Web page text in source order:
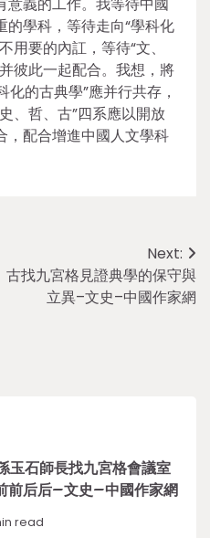
學科，等待走向“學科化
用要的內訌，等待“文、
彼此一起配合。我想，將
化的古典學”應并行共存，
、哲、古”四系應以開放
，配合增進中國人文學科
Next:
古找九宮格見證典學的保守與
立異–文史–中國作家網
石師長找九宮格會議室
前后后–文史–中國作家網
read